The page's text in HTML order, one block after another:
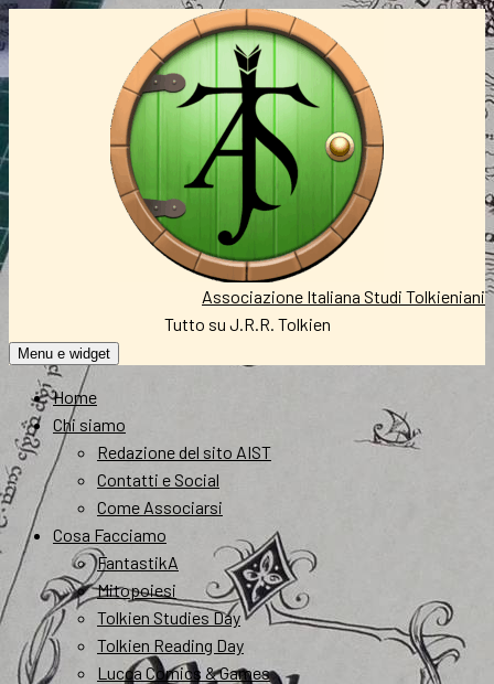
Vai
al
contenuto
Associazione Italiana Studi Tolkieniani
Tutto su J.R.R. Tolkien
Menu e widget
Home
Chi siamo
Redazione del sito AIST
Contatti e Social
Come Associarsi
Cosa Facciamo
FantastikA
Mitopoiesi
Tolkien Studies Day
Tolkien Reading Day
Lucca Comics & Games